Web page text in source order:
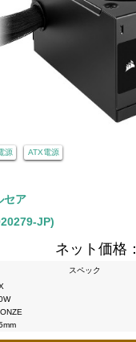
源 ATX電源
セア
JP)
ネット価格：
スペック